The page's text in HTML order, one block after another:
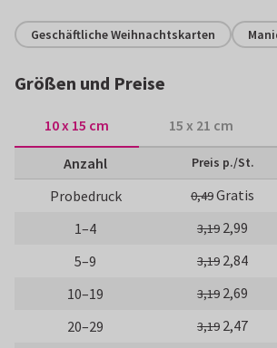
Geschäftliche Weihnachtskarten
Größen und Preise
10 x 15 cm 15 x 21 cm
Anzahl Preis p./St.
Probedruck 0,49Gratis
1–4
3,19 2,99
5–9
3,19 2,84
10–19
3,19 2,69
20–29
3,19 2,47